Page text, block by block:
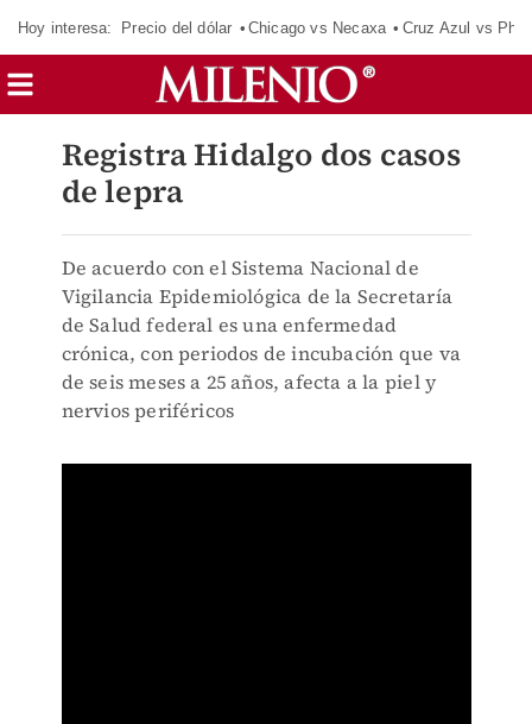
Hoy interesa: Precio del dólar Chicago vs Necaxa Cruz Azul vs
Registra Hidalgo dos casos
de lepra
De acuerdo con el Sistema Nacional de
Vigilancia Epidemiológica de la Secretaría
de Salud federal es una enfermedad
crónica, con periodos de incubación que va
de seis meses a 25 años, afecta a la piel y
nervios periféricos